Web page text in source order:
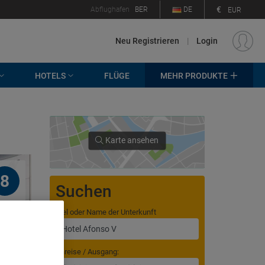
Abflughafen BER DE € EUR
Neu Registrieren | Login
HOTELS FLÜGE MEHR PRODUKTE
8
Karte ansehen
Suchen
Ziel oder Name der Unterkunft
Anreise / Ausgang: